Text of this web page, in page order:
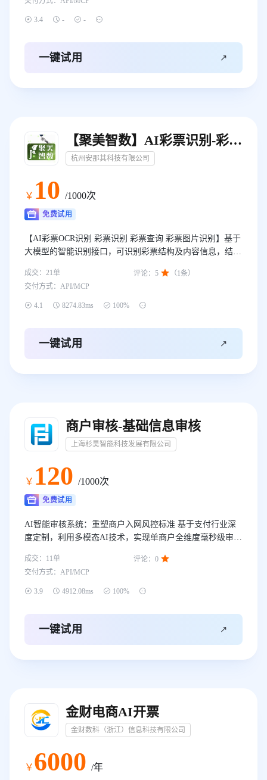
 3.4  -  - 
一键试用 
【聚美智数】AI彩票识别-彩票OCR识别-彩票图片识别
杭州安那其科技有限公司
￥ 10 /1000次
免费试用
【AI彩票OCR识别 彩票识别 彩票查询 彩票图片识别】基于
大模型的智能识别接口，可识别彩票结构及内容信息，结构
透等类型。—— 我们只做精品！
成交： 21单 评论： 5  （1条）
交付方式： API/MCP
 4.1  8274.83ms  100% 
一键试用 
商户审核-基础信息审核
上海杉昊智能科技发展有限公司
￥ 120 /1000次
免费试用
AI智能审核系统：重塑商户入网风控标准 基于支付行业深
度定制，利用多模态AI技术，实现单商户全维度毫秒级审
脸与场景信息。智能匹配：依托行业知识库，自动校验文件
类型合规性。该标准化流程不仅统一了执行标准，更节约
90%培训成本，打造高效、精准的商户入网风控新标杆。
成交： 11单 评论： 0 
交付方式： API/MCP
 3.9  4912.08ms  100% 
一键试用 
金财电商AI开票
金财数科（浙江）信息科技有限公司
￥ 6000 /年